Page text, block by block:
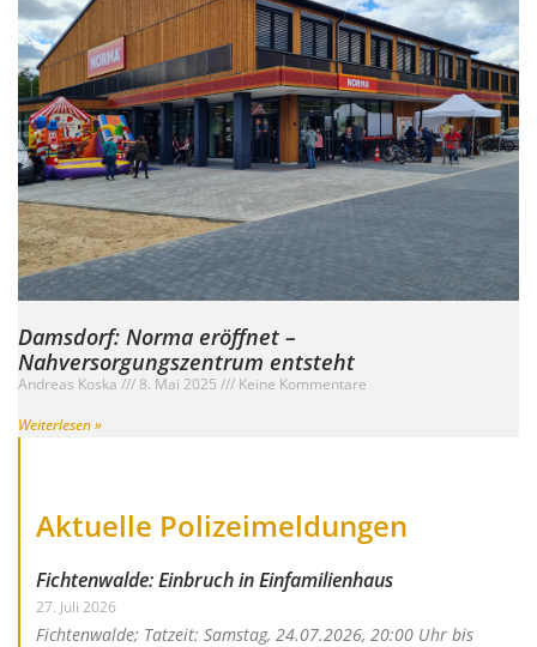
Damsdorf: Norma eröffnet –
Nahversorgungszentrum entsteht
Andreas Koska 8. Mai 2025
Keine Kommentare
Weiterlesen »
Aktuelle Polizeimeldungen
Fichtenwalde: Einbruch in Einfamilienhaus
27. Juli 2026
Fichtenwalde; Tatzeit: Samstag, 24.07.2026, 20:00 Uhr bis